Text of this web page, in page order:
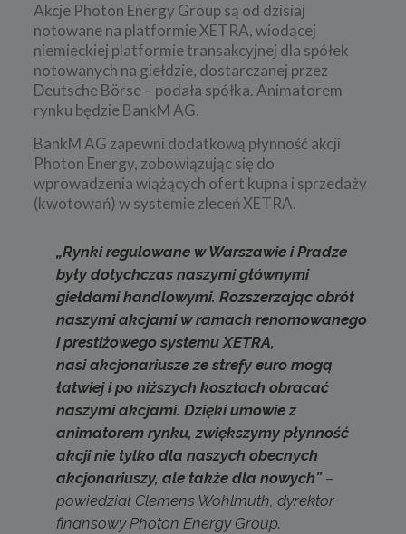
Akcje Photon Energy Group są od dzisiaj
notowane na platformie XETRA, wiodącej
niemieckiej platformie transakcyjnej dla spółek
notowanych na giełdzie, dostarczanej przez
Deutsche Börse – podała spółka. Animatorem
rynku będzie BankM AG.
BankM AG zapewni dodatkową płynność akcji
Photon Energy, zobowiązując się do
wprowadzenia wiążących ofert kupna i sprzedaży
(kwotowań) w systemie zleceń XETRA.
„Rynki regulowane w Warszawie i Pradze
były dotychczas naszymi głównymi
giełdami handlowymi. Rozszerzając obrót
naszymi akcjami w ramach renomowanego
i prestiżowego systemu XETRA,
nasi akcjonariusze ze strefy euro mogą
łatwiej i po niższych kosztach obracać
naszymi akcjami. Dzięki umowie z
animatorem rynku, zwiększymy płynność
akcji nie tylko dla naszych obecnych
akcjonariuszy, ale także dla nowych”–
powiedział Clemens Wohlmuth, dyrektor
finansowy Photon Energy Group.